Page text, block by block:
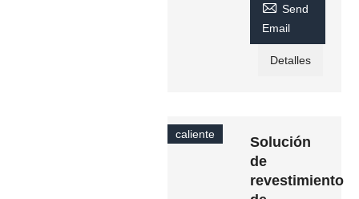
 Send
Email
Detalles
caliente
Solución
de
revestimiento